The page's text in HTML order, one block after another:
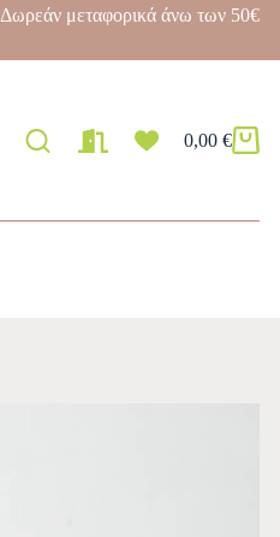
Δωρεάν μεταφορικά άνω των 50€
0,00 €